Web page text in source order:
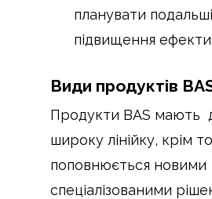
планувати
підвищення
Види продуктів
Продукти BAS мають
широку лінійку, крім
поповнюється новими
спеціалізованими